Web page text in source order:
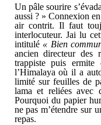
Un pâle sourire
aussi ? » Connexion
air contrit. Il faut
interlocuteur. Jai lu
intitulé « Bien
ancien directeur des
trappiste puis ermite
l’Himalaya où il a
limité sur feuilles de
lama et reliées avec
Pourquoi du papier
ne pas m’étendre sur
repas.